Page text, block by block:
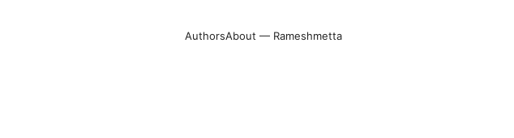
AuthorsAbout — Rameshmetta